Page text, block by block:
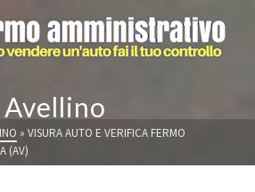
Avellino
» VISURA AUTO E VERIFICA FERMO
(AV)